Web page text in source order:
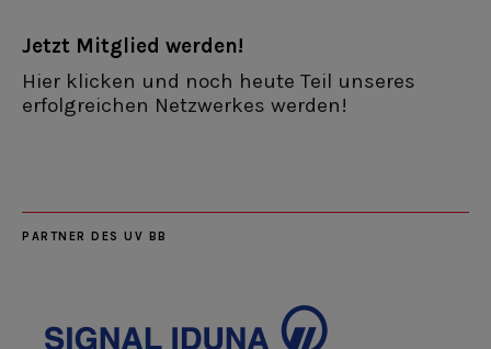
Jetzt Mitglied werden!
Hier klicken und noch heute Teil unseres
erfolgreichen Netzwerkes werden!
PARTNER DES UV BB